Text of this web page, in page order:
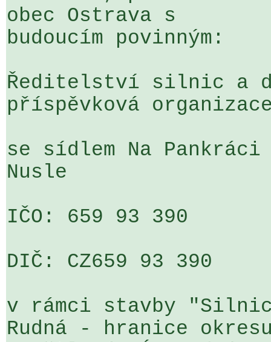
obec Ostrava s
budoucím povinným:
Ředitelství silnic a
příspěvková
se sídlem Na
Nusle
IČO: 659 93 390
DIČ: CZ659 93 390
v rámci stavby
Rudná - hranice